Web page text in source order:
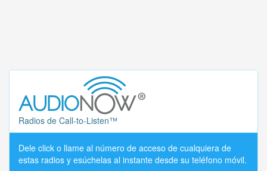
Radios de Call-to-Listen™
Dele click o llame al número de acceso de cualquiera de
estas radios y esúchelas al instante desde su teléfono móvil.